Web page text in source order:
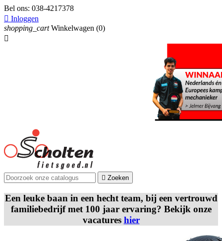
Bel ons: 038-4217378
 Inloggen
shopping_cart Winkelwagen (0)

 Zoeken
Een leuke baan in een hecht team, bij een vertrouwd
familiebedrijf met 100 jaar ervaring? Bekijk onze
vacatures hier